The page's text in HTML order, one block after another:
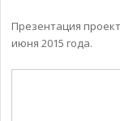
Презентация
июня 2015 года.